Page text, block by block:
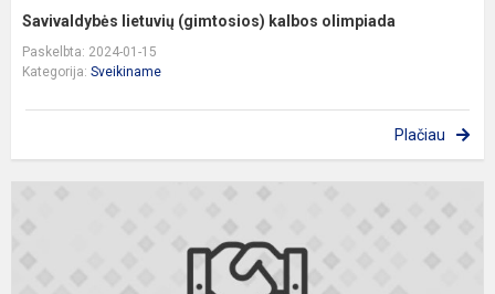
Savivaldybės lietuvių (gimtosios) kalbos olimpiada
Paskelbta: 2024-01-15
Kategorija: Sveikiname
Plačiau